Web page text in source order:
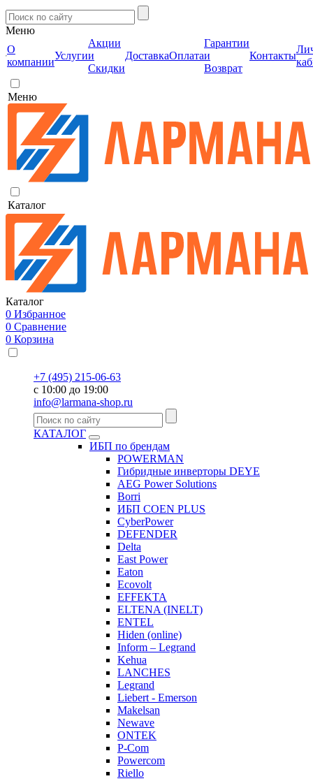
Меню
О
компании
Услуги
Акции
и
Скидки
ДоставкаОплата
Гарантии
и
Возврат
Контакты
Меню
Каталог
Каталог
0 Избранное
0 Сравнение
0 Корзина
+7 (495) 215-06-63
с 10:00 до 19:00
info@larmana-shop.ru
КАТАЛОГ
ИБП по брендам
POWERMAN
Гибридные инверторы DEYE
AEG Power Solutions
Borri
ИБП COEN PLUS
CyberPower
DEFENDER
Delta
East Power
Eaton
Ecovolt
EFFEKTA
ELTENA (INELT)
ENTEL
Hiden (online)
Inform – Legrand
Kehua
LANCHES
Legrand
Liebert - Emerson
Makelsan
Newave
ONTEK
P-Com
Powercom
Riello